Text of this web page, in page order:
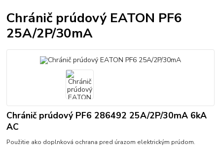
Chránič prúdový EATON PF6
25A/2P/30mA
Chránič prúdový PF6 286492 25A/2P/30mA 6kA
AC
Použitie ako doplnková ochrana pred úrazom elektrickým prúdom.